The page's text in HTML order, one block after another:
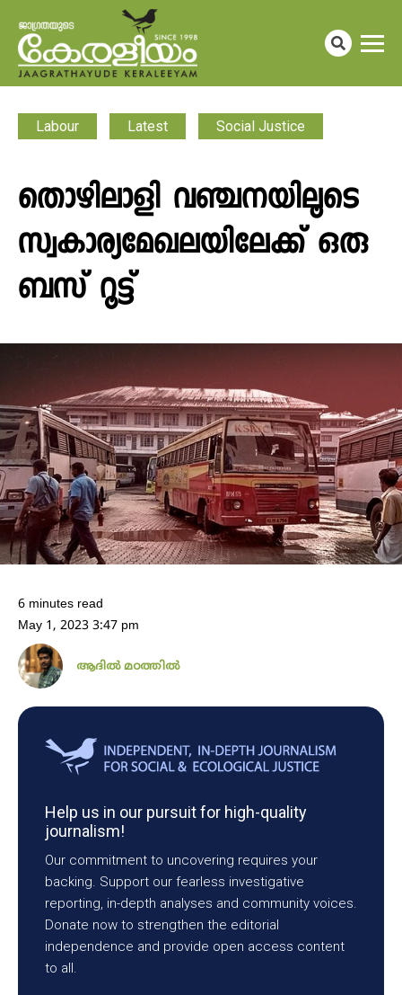
Labour Latest Social Justice
തൊഴിലാളി വഞ്ചനയിലൂടെ
സ്വകാര്യമേഖലയിലേക്ക് ഒരു
ബസ് റൂട്ട്
6 minutes read
May 1, 2023 3:47 pm
ആദിൽ മഠത്തിൽ
Help us in our pursuit for high-quality
journalism!
Our commitment to uncovering requires your
backing. Support our fearless investigative
reporting, in-depth analyses and community voices.
Donate now to strengthen the editorial
independence and provide open access content
to all.